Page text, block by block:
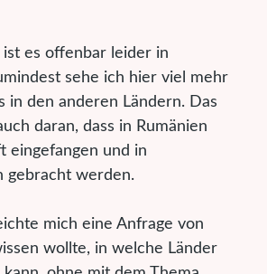
es offenbar leider in
sehe ich hier viel mehr
in den anderen Ländern. Das
daran, dass in Rumänien
eingefangen und in
gebracht werden.
mich eine Anfrage von
wollte, in welche Länder